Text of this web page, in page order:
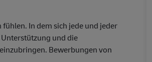
In dem sich jede und jeder
und die
Bewerbungen von